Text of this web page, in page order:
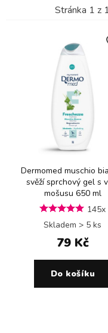
Stránka 1 z
Dermomed muschio
svěží sprchový gel s
mošusu 650 ml
145x
Skladem > 5 ks
79 Kč
Do košíku